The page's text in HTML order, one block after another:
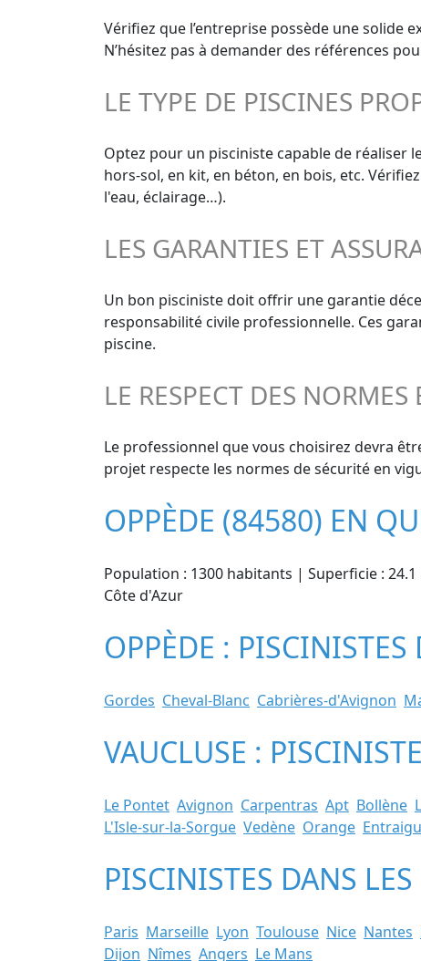
Vérifiez que l’entreprise possède une solide
N’hésitez pas à demander des références
LE TYPE DE PISCINES
Optez pour un pisciniste capable de réaliser
hors-sol, en kit, en béton, en bois, etc.
l'eau, éclairage…).
LES GARANTIES ET
Un bon pisciniste doit offrir une garantie
responsabilité civile professionnelle. Ces
piscine.
LE RESPECT DES
Le professionnel que vous choisirez devra
projet respecte les normes de sécurité en
OPPÈDE (84580) EN
Population : 1300 habitants | Superficie :
Côte d'Azur
OPPÈDE :
Gordes Cheval-Blanc Cabrières-d'Avignon
VAUCLUSE :
Le Pontet Avignon Carpentras Apt Bollène
L'Isle-sur-la-Sorgue Vedène Orange
PISCINISTES DANS
Paris Marseille Lyon Toulouse Nice Nantes
Dijon Nîmes Angers Le Mans